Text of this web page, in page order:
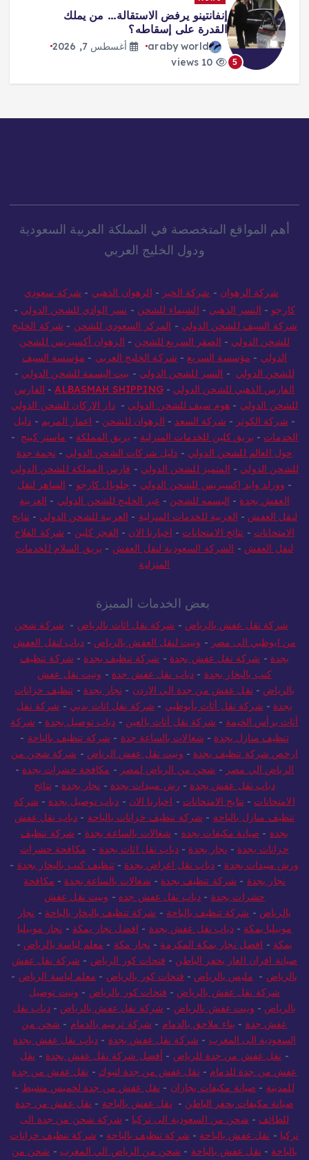
6
شخصا
araby world
أغسطس 7, 2026
أهم المواقع المتخصصة في المملكة العربية السعودية
ودول الخليج العربي
شركة الرهوان - شركة الخير - الرهوان الذهبي - شركة سعودي
كارجو - النسر الذهبي - الشيماء للشحن - نسر الوادي للشحن الدولي -
شركة السيف للشحن الدولي - المركز السعودي للشحن - شركة الخليج
للشحن الدولي - الصقر السريع للشحن - الرهوان أكسبريس للشحن
الدولي - مؤسسة السريع - شركة الخليج العربي - مؤسسة السيف
للشحن الدولي - النسر للشحن الدولي - بيت البسمة للشحن الدولي -
الفارس الذهبي للشحن الدولي -
ALBASMAH SHIPPING
- الفارس
للشحن الدولي - هوم سيف للشحن الدولي -دار الاركان للشحن الدولي
- شركة الكوثر - شركة السعد - الرهوان للشحن - اعمار المريم - دليل
الخدمات - بريق كلين للخدمات المنزلية - بريق المملكة - ماستر كينج -
حول العالم للشحن الدولي - دليل شركات الشحن الدولي - نجمة جدة
للشحن الدولي - المتميز للشحن الدولي - فارس المملكة للشحن الدولي
- وورلد وايد إكسبريس للشحن الدولي - جلوبال كارجو - الساهر لنقل
العفش بجدة - البسمه للشحن - عبر الخليج للشحن الدولي - العربية
لنقل العفش - العربية للخدمات المنزلية - العربية للشحن الدولي - نتايج
الامتحانات - نتائج الامتحانات - اخبارنا الان - الفجر كلين - شركة الفلاح
لنقل العفش - الشركة السعودية لنقل العفش - بريق السلام للخدمات
المنزلية
بعض الخدمات المميزة
شركة نقل عفش بالرياض - شركة نقل اثاث بالرياض - شركة شحن
من ابوظبي الى مصر - ونيت لنقل العفش بالرياض -دباب لنقل العفش
بجدة - شركة نقل عفش بجدة - شركة تنظيف بجدة - شركة تنظيف
كنب بالبخار بجدة - دباب نقل عفش جدة - ونيت نقل عفش
بالرياض - نقل عفش من جدة الي الاردن - نجار بجدة - تنظيف خزانات
بجدة - شركة نقل أثاث بأبوظبي - شركة نقل اثاث بدبي - شركة نقل
أثاث برأس الخيمة - شركة نقل أثاث بالعين - دباب توصيل بجدة - شركة
تنظيف منازل بجدة - شغالات بالساعة جدة - شركة تنظيف بالباحة -
ارخص شركة تنظيف بجدة - ونيت نقل عفش الرياض - شركة شحن من
الرياض الي مصر - شحن من الرياض لمصر - مكافحة حشرات بجدة -
دباب نقل عفش بجدة - رش مبيدات بجدة - نجار بجدة - نتائج
الامتحانات - نتايج الامتحانات - اخبارنا الان - دباب توصيل بجدة - شركة
تنظيف منازل بالباحة - شركة تنظيف خزانات بالباحة - دباب نقل عفش
بجدة - صيانة مكيفات بجدة - شغالات بالساعة بجدة - شركة تنظيف
خزانات بجدة - نجار بجدة - دباب نقل اثاث بجدة - مكافحة حشرات
ورش مبيدات بجدة -دباب نقل اغراض بجدة -تنظيف كنب بالبخار بجدة -
نجار بجدة - شركة تنظيف بجدة - شغالات بالساعة بجدة - مكافحة
حشرات بجدة - دباب نقل عفش جده - ونيت نقل عفش
بالرياض - شركة تنظيف بالباحة - شركة تنظيف بالبخار بالباحة - نجار
موبيليا بمكة -دباب نقل عفش بجدة - افضل نجار بمكة - نجار موبيليا
بمكة - افضل نجار بمكة المكرمة - نجار مكة - معلم لياسة بالرياض -
صيانة افران الغاز بحفر الباطن - فتحات كور الرياض - شركة نقل عفش
بالرياض - مليس بالرياض - فتحات كور بالرياض - معلم لياسة الرياض -
شركة نقل عفش بالرياض - فتحات كور بالرياض - ونيت توصيل
بالرياض - ونيت عفش بالرياض - شركة نقل عفش بالرياض -دباب نقل
عفش جدة - بناء ملاحق بالدمام - شركة ترميم بالدمام - شحن من
السعودية الى المغرب - شركة نقل عفش بجدة - دباب نقل عفش بجدة
- نقل عفش من جدة للرياض - أفضل شركة نقل عفش بجدة - نقل
عفش من جدة للدمام - نقل عفش من جدة لتبوك - نقل عفش من جدة
للمدينة - صيانة مكيفات بجازان - نقل عفش من جدة لخميس مشيط -
صيانة مكيفات بحفر الباطن - نقل عفش بالباحة - نقل عفش من جدة
للطائف - شحن من السعودية الى تركيا - شركة شحن من جدة الى
تركيا - نقل عفش بالباحة - شركة تنظيف بالباحة - شركة تنظيف خزانات
بالباحة - نقل عفش بالباحة - شحن من الرياض الي المغرب - شحن من